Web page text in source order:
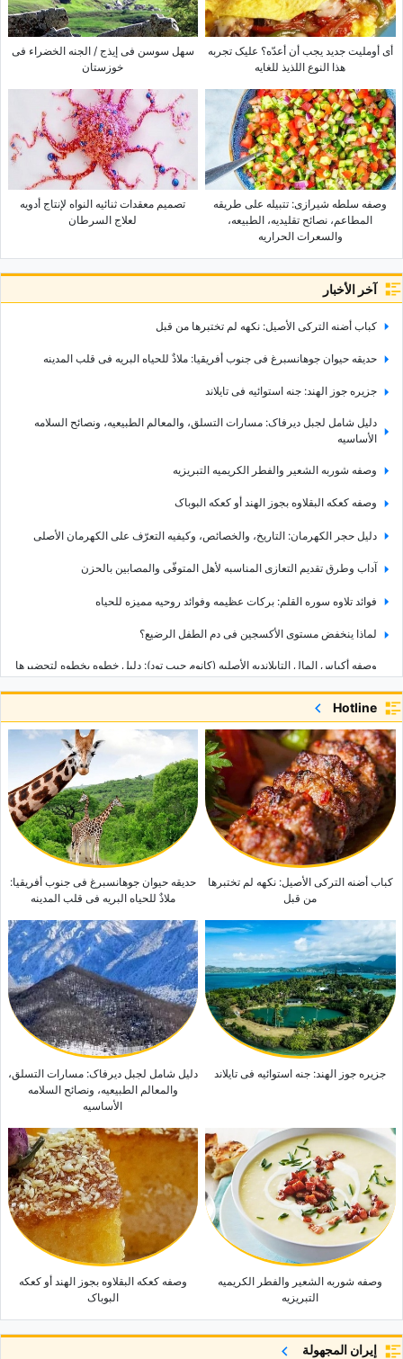
أی أوملیت جدید یجب أن أعدّه؟ علیک تجربه
هذا النوع اللذیذ للغایه
سهل سوسن فی إیذج / الجنه الخضراء فی
خوزستان
وصفه سلطه شیرازی: تتبیله على طریقه
المطاعم، نصائح تقلیدیه، الطبیعه،
والسعرات الحراریه
تصمیم معقدات ثنائیه النواه لإنتاج أدویه
لعلاج السرطان
آخر الأخبار
کباب أضنه الترکی الأصیل: نکهه لم تختبرها من قبل
حدیقه حیوان جوهانسبرغ فی جنوب أفریقیا: ملاذٌ للحیاه البریه فی قلب المدینه
جزیره جوز الهند: جنه استوائیه فی تایلاند
دلیل شامل لجبل دیرفاک: مسارات التسلق، والمعالم الطبیعیه، ونصائح السلامه
الأساسیه
وصفه شوربه الشعیر والفطر الکریمیه التبریزیه
وصفه کعکه البقلاوه بجوز الهند أو کعکه البوباک
دلیل حجر الکهرمان: التاریخ، والخصائص، وکیفیه التعرّف على الکهرمان الأصلی
آداب وطرق تقدیم التعازی المناسبه لأهل المتوفّى والمصابین بالحزن
فوائد تلاوه سوره القلم: برکات عظیمه وفوائد روحیه ممیزه للحیاه
لماذا ینخفض مستوى الأکسجین فی دم الطفل الرضیع؟
وصفه أکیاس المال التایلاندیه الأصلیه (کانوم جیب تود): دلیل خطوه بخطوه لتحضیرها
فی المنزل
ما هو التکوین؟ أنواعه وکیفیه عمله
شرح أنواع الأقلام: أیّ نوع منها هو الأنسب لک؟
ینبوع کانی غرافان: أعجوبه طبیعیه مخفیه فی قلب محافظه أذربیجان الغربیه
هل تختلف التارتات عن الفطائر؟ فهم الفرق بین هاتین الحلویین اللذیذتین
Hotline
کباب أضنه الترکی الأصیل: نکهه لم تختبرها
من قبل
حدیقه حیوان جوهانسبرغ فی جنوب أفریقیا:
ملاذٌ للحیاه البریه فی قلب المدینه
جزیره جوز الهند: جنه استوائیه فی تایلاند
دلیل شامل لجبل دیرفاک: مسارات التسلق،
والمعالم الطبیعیه، ونصائح السلامه
الأساسیه
وصفه شوربه الشعیر والفطر الکریمیه
التبریزیه
وصفه کعکه البقلاوه بجوز الهند أو کعکه
البوباک
إيران المجهولة